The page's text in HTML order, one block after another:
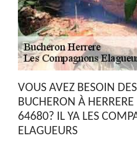
VOUS AVEZ BESOIN
BUCHERON À HERRERE
64680? IL YA LES
ELAGUEURS